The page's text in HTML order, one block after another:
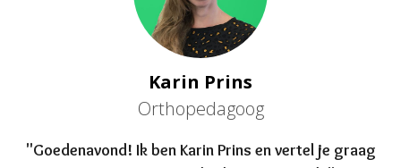
Karin Prins
Orthopedagoog
"Goedenavond! Ik ben Karin Prins en vertel je graag